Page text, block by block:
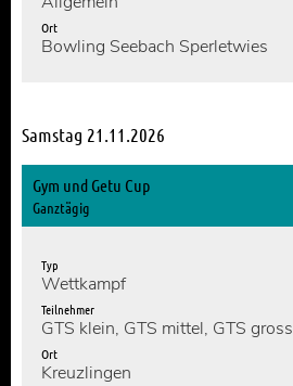
Ort
Bowling Seebach Sperletwies
Samstag 21.11.2026
Gym und Getu Cup
Ganztägig
Typ
Wettkampf
Teilnehmer
GTS klein, GTS mittel, GTS gross
Ort
Kreuzlingen